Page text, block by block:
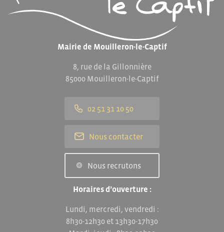
Mairie de Mouilleron-le-Captif
8, rue de la Gillonnière
85000 Mouilleron-le-Captif
02 51 31 10 50
Nous contacter
Nous recrutons
Horaires d’ouverture :
Lundi, mercredi, vendredi :
8h30-12h30 et 13h30-17h30